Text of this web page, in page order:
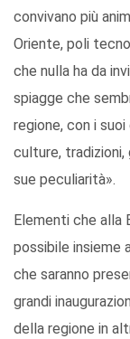
convivano più
Oriente, poli
che nulla ha da
spiagge che
regione, con i
culture,
sue peculiarità».
Elementi che alla
possibile insieme
che saranno
grandi
della regione in